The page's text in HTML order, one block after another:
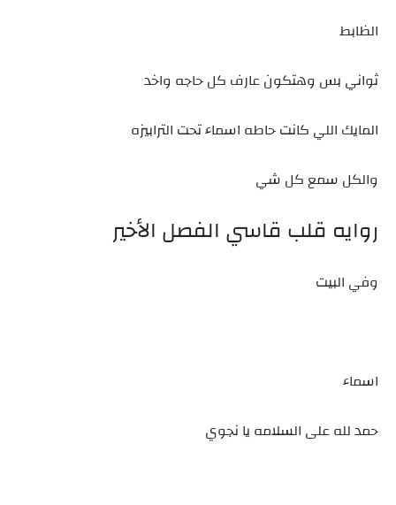
الظابط
ثواني بس وهتكون عارف كل حاجه واخد
المايك اللي كانت حاطه اسماء تحت الترابيزه
والكل سمع كل شي
روايه قلب قاسي الفصل الأخير
وفي البيت
اسماء
حمد لله على السلامه يا نجوي